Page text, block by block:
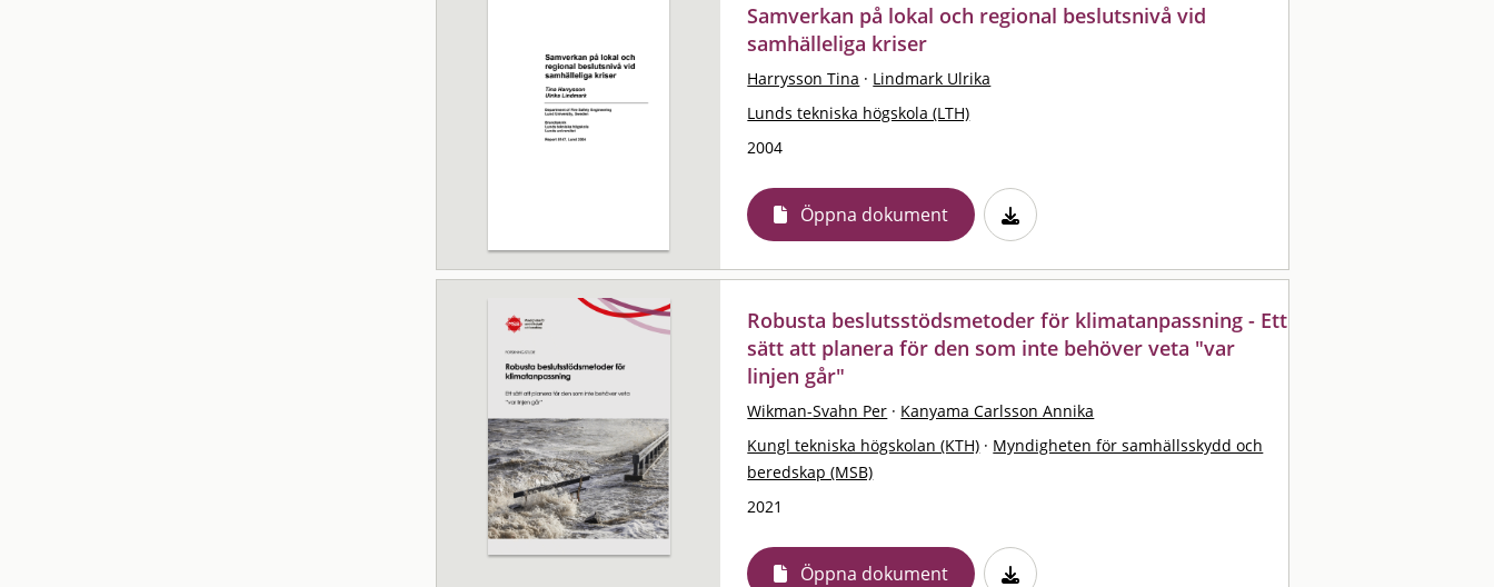
Samverkan på lokal och regional beslutsnivå vid
samhälleliga kriser
Harrysson Tina · Lindmark Ulrika
Lunds tekniska högskola (LTH)
2004
Öppna dokument
Robusta beslutsstödsmetoder för klimatanpassning - Ett
sätt att planera för den som inte behöver veta "var
linjen går"
Wikman-Svahn Per · Kanyama Carlsson Annika
Kungl tekniska högskolan (KTH) · Myndigheten för samhällsskydd och
beredskap (MSB)
2021
Öppna dokument